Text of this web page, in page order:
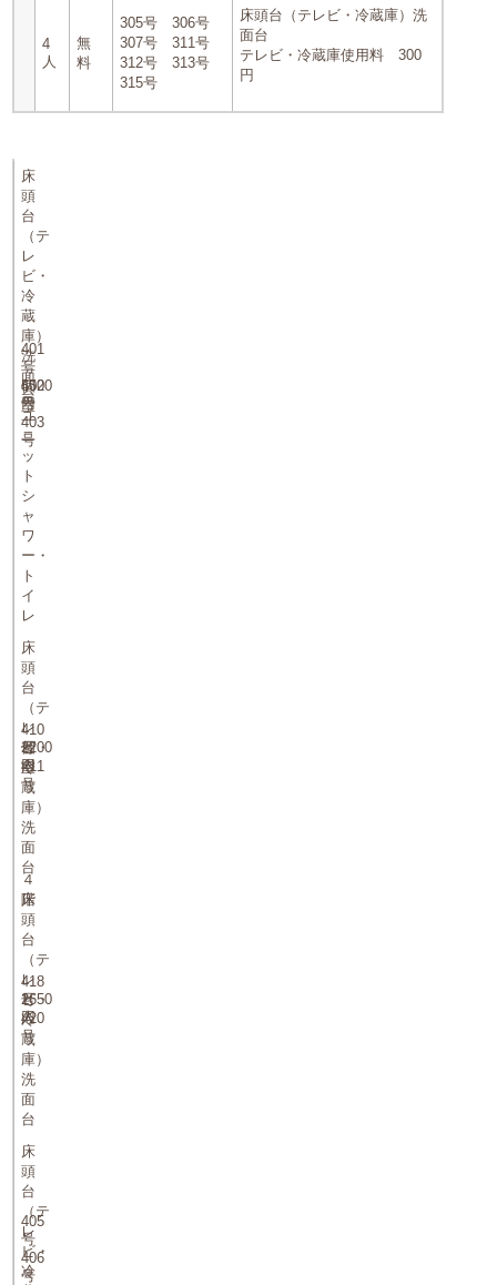
4
人
無
料
305号 306号
307号 311号
312号 313号
315号
床頭台（テレビ・冷蔵庫）洗
面台
テレビ・冷蔵庫使用料 300
円
４
階
個
室
5500
円
401
号
402
号
403
号
床
頭
台
（テ
レ
ビ・
冷
蔵
庫）
洗
面
台
ユ
ニ
ッ
ト
シ
ャ
ワ
ー・
ト
イ
レ
個
室
2200
円
410
号
411
号
床
頭
台
（テ
レ
ビ・
冷
蔵
庫）
洗
面
台
2
人
1650
円
418
号
420
号
床
頭
台
（テ
レ
ビ・
冷
蔵
庫）
洗
面
台
405
号
406
号
床
頭
台
（テ
レ
ビ・
冷